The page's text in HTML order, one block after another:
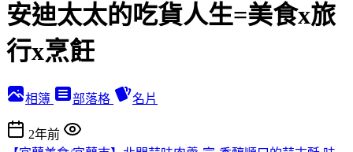
安迪太太的吃貨人生=美食x旅
行x烹飪
相簿 部落格 名片
2年前